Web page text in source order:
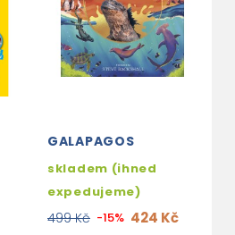
GALAPAGOS
skladem (ihned
expedujeme)
499 Kč -15% 424 Kč